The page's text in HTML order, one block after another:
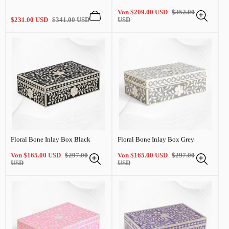
Verkaufspreis
$231.00 USD Regulärer
$341.00 USD
Verkaufspreis
Von $209.00 USD Regulärer
$352.00
USD
Floral Bone Inlay Box Black
Verkaufspreis
Von $165.00 USD Regulärer
$297.00
USD
Floral Bone Inlay Box Grey
Verkaufspreis
Von $165.00 USD Regulärer
$297.00
USD